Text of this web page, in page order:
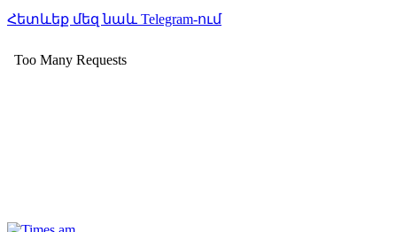
Հետևեք մեզ նաև Telegram-ում